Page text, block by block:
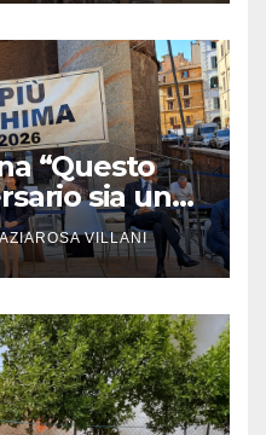
“Questo
sia un
VILLANI